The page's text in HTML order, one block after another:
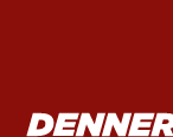
Dichtes Rubinrot.
mittelvoll mit
Ausbau und
Barriques. Der